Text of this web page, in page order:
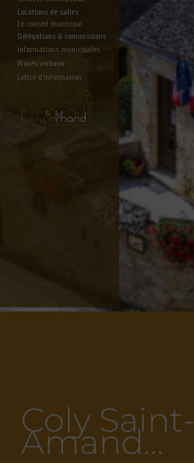
Locations de salles
Le conseil municipal
Délégations & commissions
Informations municipales
Lettre d'information
Procès verbaux
Coly Saint-
Amand…